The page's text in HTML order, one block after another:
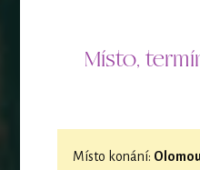
Místo,
Místo konání: